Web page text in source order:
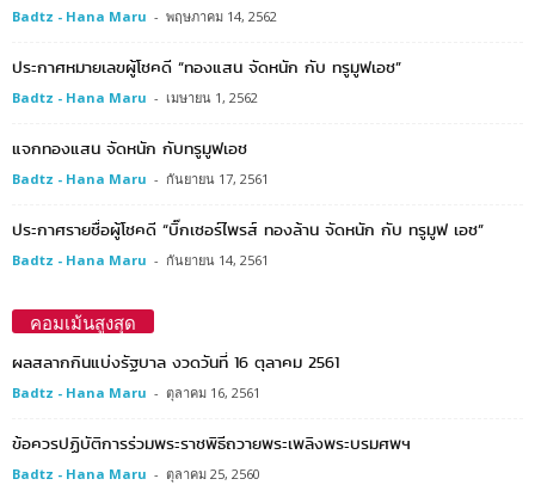
Badtz - Hana Maru - พฤษภาคม 14, 2562
ประกาศหมายเลขผู้โชคดี “ทองแสน จัดหนัก กับ ทรูมูฟเอช”
Badtz - Hana Maru - เมษายน 1, 2562
แจกทองแสน จัดหนัก กับทรูมูฟเอช
Badtz - Hana Maru - กันยายน 17, 2561
ประกาศรายชื่อผู้โชคดี “บิ๊กเซอร์ไพรส์ ทองล้าน จัดหนัก กับ ทรูมูฟ เอช”
Badtz - Hana Maru - กันยายน 14, 2561
คอมเม้นสูงสุด
ผลสลากกินแบ่งรัฐบาล งวดวันที่ 16 ตุลาคม 2561
Badtz - Hana Maru - ตุลาคม 16, 2561
ข้อควรปฏิบัติการร่วมพระราชพิธีถวายพระเพลิงพระบรมศพฯ
Badtz - Hana Maru - ตุลาคม 25, 2560